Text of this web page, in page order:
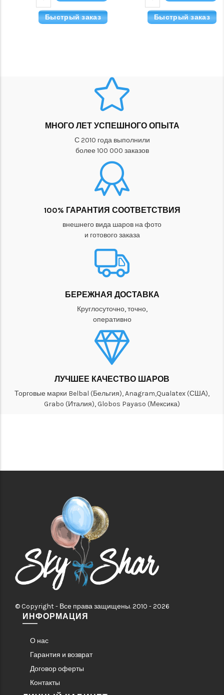
Быстрый заказ Быстрый заказ
МНОГО ЛЕТ УСПЕШНОГО ОПЫТА
С 2010 года выполнили
более 100 000 заказов
100% ГАРАНТИЯ СООТВЕТСТВИЯ
внешнего вида шаров на фото
и готового заказа
БЕРЕЖНАЯ ДОСТАВКА
Круглосуточно, точно,
оперативно
ЛУЧШЕЕ КАЧЕСТВО ШАРОВ
Торговые марки Belbal (Бельгия), Anagram,Qualatex (США),
Grabo (Италия), Globos Payaso (Мексика)
© Copyright - Все права защищены. 2010 - 2026
ИНФОРМАЦИЯ
О нас
Гарантия и возврат
Договор оферты
Контакты